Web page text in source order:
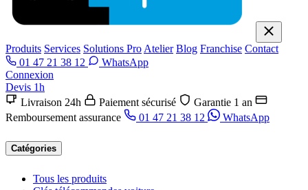
Produits Services Solutions Pro Atelier Blog Franchise Contact
01 47 21 38 12
WhatsApp
Connexion
Devis 1h
Livraison 24h
Paiement sécurisé
Garantie 1 an
Remboursement assurance
01 47 21 38 12 WhatsApp
Catégories
Tous les produits